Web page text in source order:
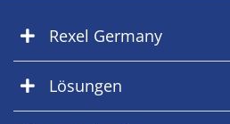
Rexel Germany
Lösungen